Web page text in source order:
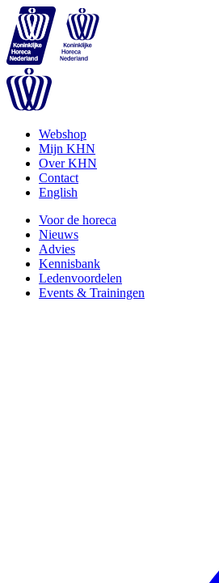
Webshop
Mijn KHN
Over KHN
Contact
English
Voor de horeca
Nieuws
Advies
Kennisbank
Ledenvoordelen
Events & Trainingen